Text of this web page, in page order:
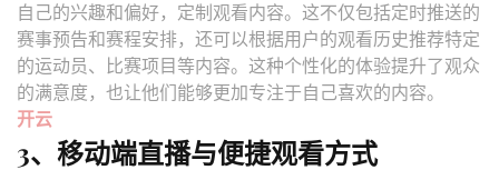
自己的兴趣和偏好，定制观看内容。这不仅包括定时推送的
赛事预告和赛程安排，还可以根据用户的观看历史推荐特定
的运动员、比赛项目等内容。这种个性化的体验提升了观众
的满意度，也让他们能够更加专注于自己喜欢的内容。
开云
3、移动端直播与便捷观看方式